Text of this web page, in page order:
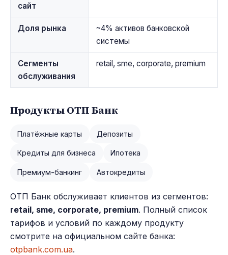
сайт
Доля рынка
~4% активов банковской
системы
Сегменты
обслуживания
retail, sme, corporate, premium
Продукты ОТП Банк
Платёжные карты Депозиты
Кредиты для бизнеса Ипотека
Премиум-банкинг Автокредиты
ОТП Банк обслуживает клиентов из сегментов:
retail, sme, corporate, premium. Полный список
тарифов и условий по каждому продукту
смотрите на официальном сайте банка:
otpbank.com.ua.